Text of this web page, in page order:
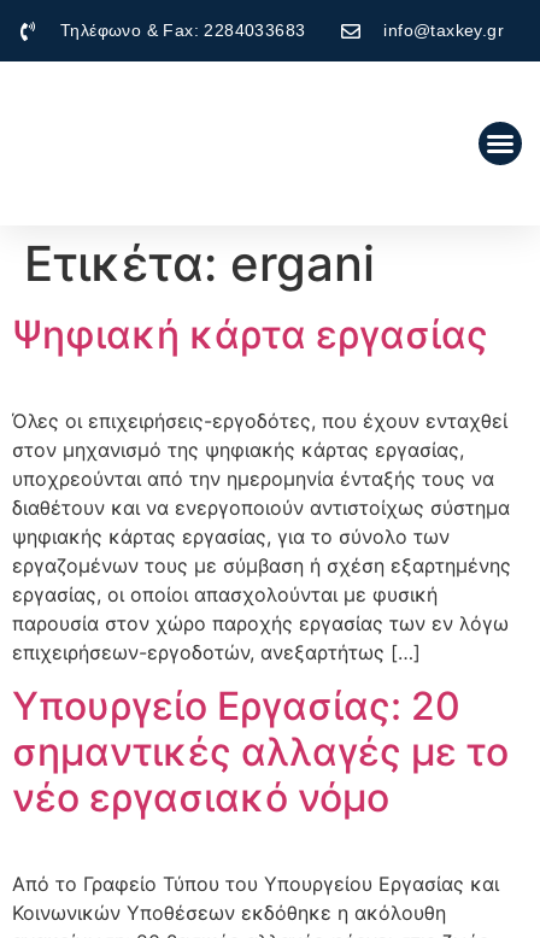
Τηλέφωνο & Fax: 2284033683 info@taxkey.gr
Ετικέτα: ergani
Ψηφιακή κάρτα εργασίας
Όλες οι επιχειρήσεις-εργοδότες, που έχουν ενταχθεί
στον μηχανισμό της ψηφιακής κάρτας εργασίας,
υποχρεούνται από την ημερομηνία ένταξής τους να
διαθέτουν και να ενεργοποιούν αντιστοίχως σύστημα
ψηφιακής κάρτας εργασίας, για το σύνολο των
εργαζομένων τους με σύμβαση ή σχέση εξαρτημένης
εργασίας, οι οποίοι απασχολούνται με φυσική
παρουσία στον χώρο παροχής εργασίας των εν λόγω
επιχειρήσεων-εργοδοτών, ανεξαρτήτως […]
Υπουργείο Εργασίας: 20
σημαντικές αλλαγές με το
νέο εργασιακό νόμο
Από το Γραφείο Τύπου του Υπουργείου Εργασίας και
Κοινωνικών Υποθέσεων εκδόθηκε η ακόλουθη